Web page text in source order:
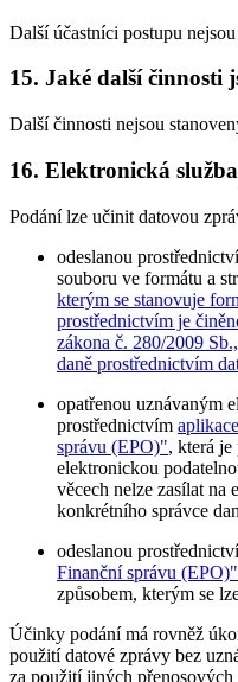
Další účastníci postupu
15. Jaké další činnosti
Další činnosti nejsou
16. Elektronická
Podání lze učinit datovou
odeslanou
souboru ve formátu a
kterým se stanovuje
prostřednictvím je
zákona č. 280/2009
daně prostřednictvím
opatřenou uznávaným
prostřednictvím
správu (EPO)", která
elektronickou
věcech nelze zasílat na
konkrétního správce
odeslanou
Finanční správu (EPO)"
způsobem, kterým se
Účinky podání má rovněž
použití datové zprávy bez
za použití jiných přenosových